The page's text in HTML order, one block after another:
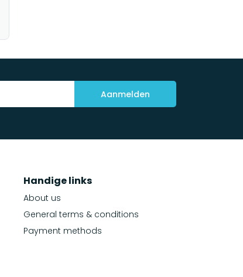
Aanmelden
Handige links
About us
General terms & conditions
Payment methods